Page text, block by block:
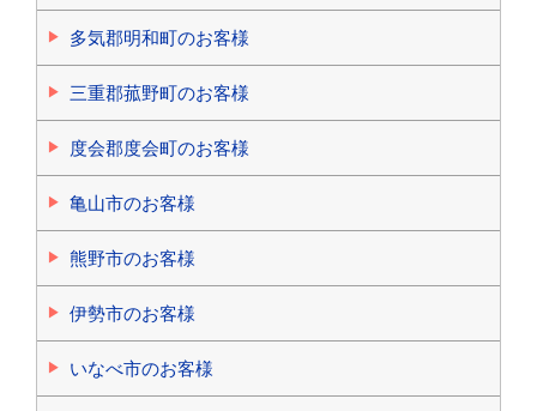
多気郡明和町のお客様
三重郡菰野町のお客様
度会郡度会町のお客様
亀山市のお客様
熊野市のお客様
伊勢市のお客様
いなべ市のお客様